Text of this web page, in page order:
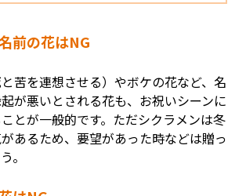
前の花はNG
苦を連想させる）やボケの花など、名
が悪いとされる花も、お祝いシーンに
とが一般的です。ただシクラメンは冬
あるため、要望があった時などは贈っ
。